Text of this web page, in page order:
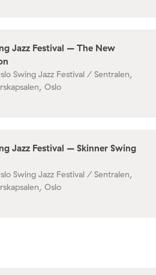
Jazz Festival – The New
Swing Jazz Festival / Sentralen,
Oslo
Jazz Festival – Skinner Swing
Swing Jazz Festival / Sentralen,
Oslo